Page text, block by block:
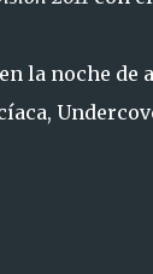
la noche de